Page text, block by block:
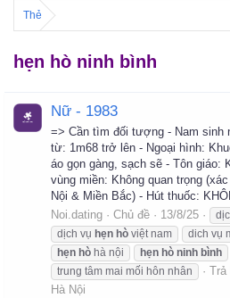
Thẻ
hẹn hò ninh bình
Nữ - 1983
=> Cần tìm đối tượng - Nam sinh
từ: 1m68 trở lên - Ngoại hình:
áo gọn gàng, sạch sẽ - Tôn giáo:
vùng miền: Không quan trọng
Nội & Miền Bắc) - Hút thuốc:
Noi.dating
Chủ đề 13/8/25
dịch vụ hẹn hò việt nam
dich vụ
hẹn hò hà nội hẹn hò ninh bình
trung tâm mai mối hôn nhân
Trả
Hà Nội